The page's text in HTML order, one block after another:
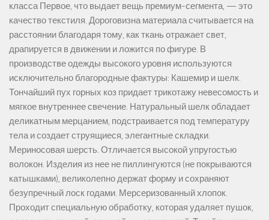
класса Первое, что выдает вещь премиум-сегмента, — это
качество текстиля. Дороговизна материала считывается на
расстоянии благодаря тому, как ткань отражает свет,
драпируется в движении и ложится по фигуре. В
производстве одежды высокого уровня используются
исключительно благородные фактуры: Кашемир и шелк.
Тончайший пух горных коз придает трикотажу невесомость и
мягкое внутреннее свечение. Натуральный шелк обладает
деликатным мерцанием, подстраивается под температуру
тела и создает струящиеся, элегантные складки.
Мериносовая шерсть. Отличается высокой упругостью
волокон. Изделия из нее не пиллингуются (не покрываются
катышками), великолепно держат форму и сохраняют
безупречный лоск годами. Мерсеризованный хлопок.
Проходит специальную обработку, которая удаляет пушок,